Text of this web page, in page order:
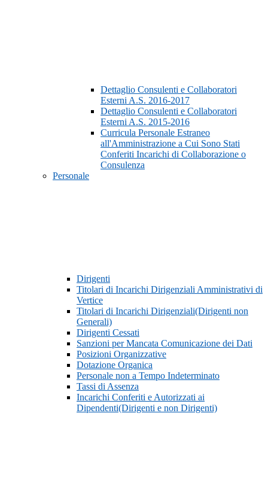
Dettaglio Consulenti e Collaboratori
Esterni A.S. 2016-2017
Dettaglio Consulenti e Collaboratori
Esterni A.S. 2015-2016
Curricula Personale Estraneo
all'Amministrazione a Cui Sono Stati
Conferiti Incarichi di Collaborazione o
Consulenza
Personale
Dirigenti
Titolari di Incarichi Dirigenziali Amministrativi di
Vertice
Titolari di Incarichi Dirigenziali(Dirigenti non
Generali)
Dirigenti Cessati
Sanzioni per Mancata Comunicazione dei Dati
Posizioni Organizzative
Dotazione Organica
Personale non a Tempo Indeterminato
Tassi di Assenza
Incarichi Conferiti e Autorizzati ai
Dipendenti(Dirigenti e non Dirigenti)